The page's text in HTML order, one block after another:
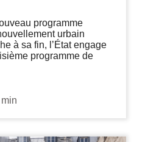
programme
urbain
à sa fin, l’État engage
programme de